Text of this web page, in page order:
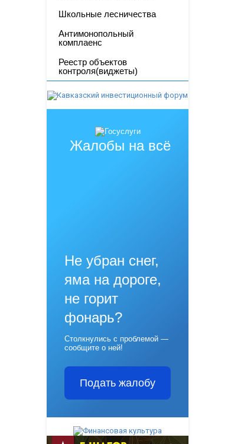
Школьные лесничества
Антимонопольный
комплаенс
Реестр объектов
контроля(виджеты)
Жалобы на всё
Не убран снег,
яма на дороге,
не горит
фонарь?
Столкнулись с проблемой —
сообщите о ней!
Подать жалобу